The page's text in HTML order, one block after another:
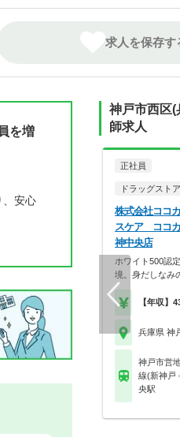
求人を保存す
を増
、安心
神戸市西区(
師求人
正社員
ドラッグスト
株式会社ココ
スケア ココ
神中央店
ホワイト500認
境。身だしなみ
【年収】
兵庫県 神
神戸市営
線(新神戸
央駅